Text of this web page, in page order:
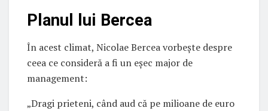
Planul lui Bercea
În acest climat, Nicolae Bercea vorbește despre
ceea ce consideră a fi un eșec major de
management:
„Dragi prieteni, când aud că pe milioane de euro